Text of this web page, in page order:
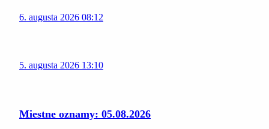
6. augusta 2026 08:12
5. augusta 2026 13:10
Miestne oznamy: 05.08.2026